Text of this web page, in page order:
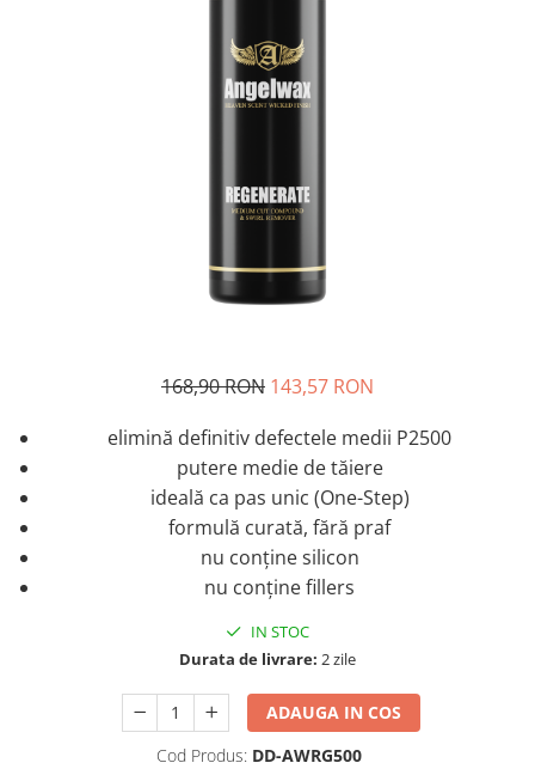
168,90 RON 143,57 RON
elimină definitiv defectele medii P2500
putere medie de tăiere
ideală ca pas unic (One-Step)
formulă curată, fără praf
nu conține silicon
nu conține fillers
IN STOC
Durata de livrare: 2 zile
ADAUGA IN COS
Cod Produs: DD-AWRG500